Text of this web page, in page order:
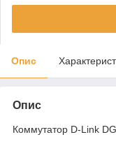
Опис
Опис
Коммутатор D-Link